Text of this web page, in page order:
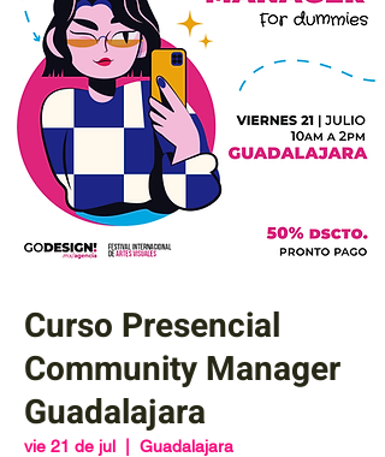
Curso Presencial
Community Manager
Guadalajara
vie 21 de jul
  |
Guadalajara